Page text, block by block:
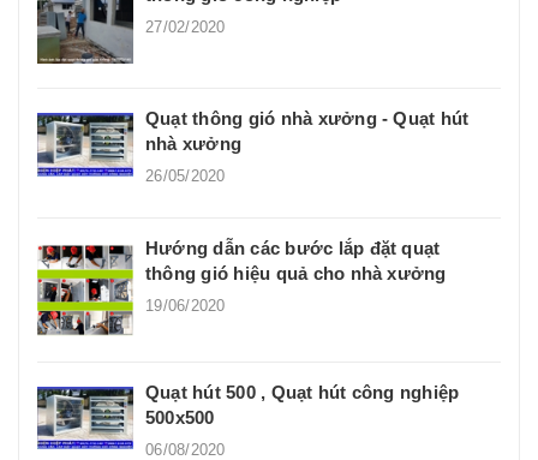
27/02/2020
Quạt thông gió nhà xưởng - Quạt hút
nhà xưởng
26/05/2020
Hướng dẫn các bước lắp đặt quạt
thông gió hiệu quả cho nhà xưởng
19/06/2020
Quạt hút 500 , Quạt hút công nghiệp
500x500
06/08/2020